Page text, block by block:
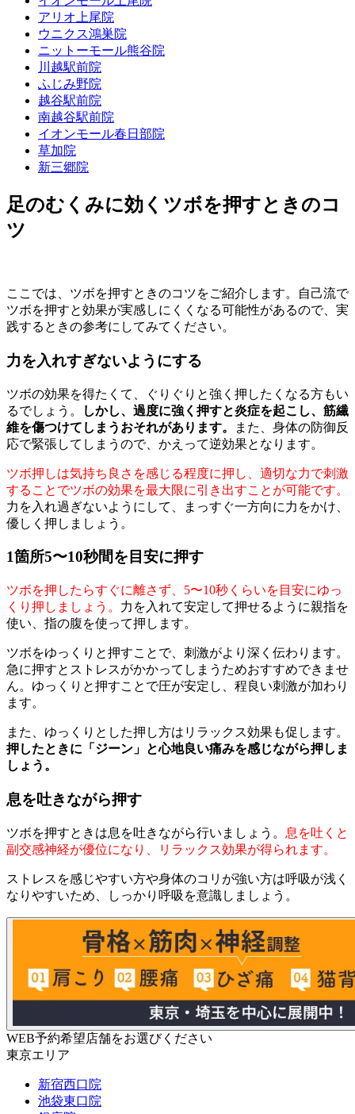
アリオ上尾院
ウニクス鴻巣院
ニットーモール熊谷院
川越駅前院
ふじみ野院
越谷駅前院
南越谷駅前院
イオンモール春日部院
草加院
新三郷院
足のむくみに効くツボを押すときのコ
ツ
ここでは、ツボを押すときのコツをご紹介します。自己流で
ツボを押すと効果が実感しにくくなる可能性があるので、実
践するときの参考にしてみてください。
力を入れすぎないようにする
ツボの効果を得たくて、ぐりぐりと強く押したくなる方もい
るでしょう。
しかし、過度に強く押すと炎症を起こし、筋繊
維を傷つけてしまうおそれがあります。
また、身体の防御反
応で緊張してしまうので、かえって逆効果となります。
ツボ押しは気持ち良さを感じる程度に押し、適切な力で刺激
することでツボの効果を最大限に引き出すことが可能です。
力を入れ過ぎないようにして、まっすぐ一方向に力をかけ、
優しく押しましょう。
1箇所5〜10秒間を目安に押す
ツボを押したらすぐに離さず、5〜10秒くらいを目安にゆっ
くり押しましょう。 力を入れて安定して押せるように親指を
使い、指の腹を使って押します。
ツボをゆっくりと押すことで、刺激がより深く伝わります。
急に押すとストレスがかかってしまうためおすすめできませ
ん。ゆっくりと押すことで圧が安定し、程良い刺激が加わり
ます。
また、ゆっくりとした押し方はリラックス効果も促します。
押したときに「ジーン」と心地良い痛みを感じながら押しま
しょう。
息を吐きながら押す
ツボを押すときは息を吐きながら行いましょう。 息を吐くと
副交感神経が優位になり、リラックス効果が得られます。
ストレスを感じやすい方や身体のコリが強い方は呼吸が浅く
なりやすいため、しっかり呼吸を意識しましょう。
WEB予約希望店舗をお選びください
東京エリア
新宿西口院
池袋東口院